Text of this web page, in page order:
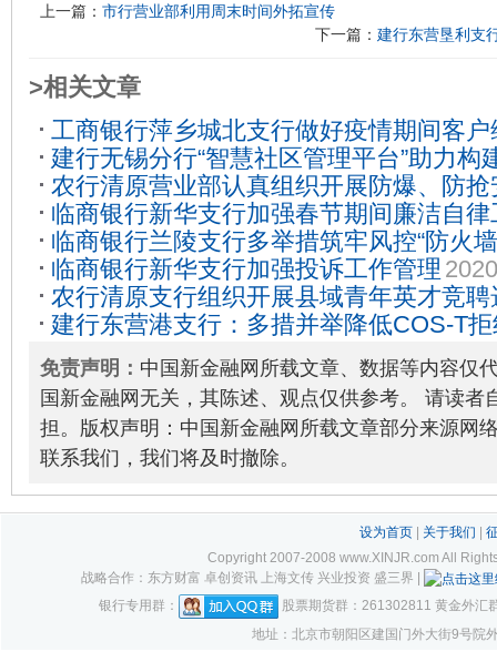
上一篇： 市行营业部利用周末时间外拓宣传
下一篇： 建行东营垦利支
>相关文章
工商银行萍乡城北支行做好疫情期间客
17
建行无锡分行“智慧社区管理平台”助力构
2020-02-21
农行清原营业部认真组织开展防爆、防
06-15
临商银行新华支行加强春节期间廉洁自律
临商银行兰陵支行多举措筑牢风控“防火
临商银行新华支行加强投诉工作管理
农行清原支行组织开展县域青年英才竞
27
建行东营港支行：多措并举降低COS-T
免责声明： 中国新金融网所载文章、数据等内容仅
国新金融网无关，其陈述、观点仅供参考。 请读者
担。版权声明：中国新金融网所载文章部分来源网
联系我们，我们将及时撤除。
设为首页| 关于我们
Copyright 2007-2008 www.XINJR.com All
战略合作：东方财富 卓创资讯 上海文传 兴业投资 盛三界 |
银行专用群：
股票期货群：261302811 黄金外
地址：北京市朝阳区建国门外大街9号院